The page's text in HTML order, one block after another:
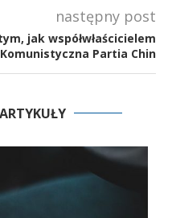
następny post
jak współwłaścicielem
Partia Chin